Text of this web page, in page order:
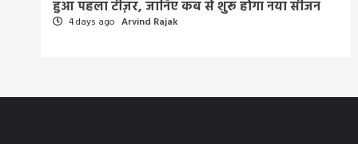
हुआ पहला टीज़र, जानिए कब से शुरू होगा नया सीजन
4 days ago Arvind Rajak